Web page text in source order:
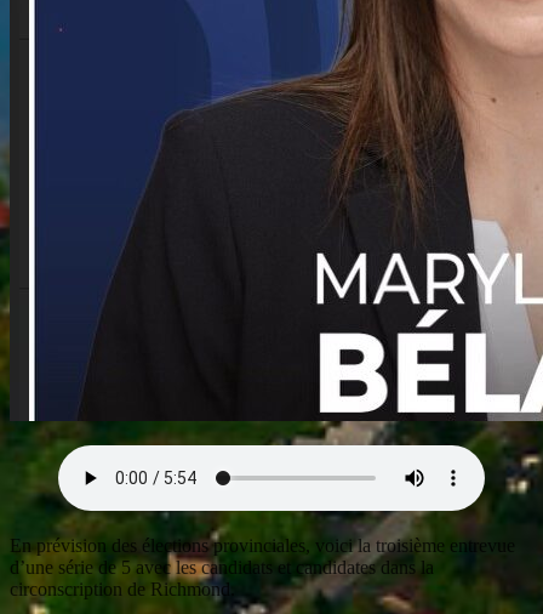
En prévision des élections provinciales, voici la troisième entrevue
d’une série de 5 avec les candidats et candidates dans la
circonscription de Richmond.